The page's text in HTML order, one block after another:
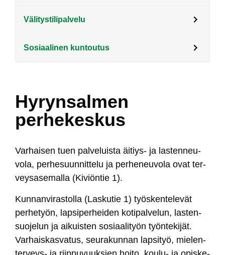
Välitystilipalvelu
Sosiaalinen kuntoutus
Hyrynsalmen
perhekeskus
Var­hai­sen tuen pal­ve­luis­ta äi­tiys- ja las­ten­neu­
vo­la, per­he­suun­nit­te­lu ja per­he­neu­vo­la ovat ter­
vey­sa­se­mal­la (Ki­viön­tie 1).
Kun­nan­vi­ras­tol­la (Las­ku­tie 1) työs­ken­te­le­vät
per­he­työn, lap­si­per­hei­den ko­ti­pal­ve­lun, las­ten­
suo­je­lun ja ai­kuis­ten ­so­siaa­li­työn työn­te­ki­jät.
Var­hais­kas­va­tus, seu­ra­kun­nan lap­si­työ, mie­len­